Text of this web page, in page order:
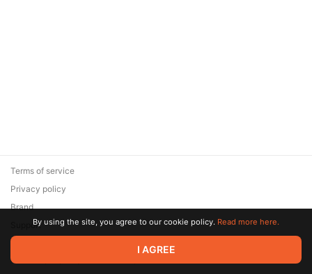
© 2026 Zaya Solutions Limited. All rights reserved. All trademarks
are the property of their respective owners.
Terms of service
Privacy policy
Brand
SupportBy using the site, you agree to our cookie policy. Read more here.
I AGREE